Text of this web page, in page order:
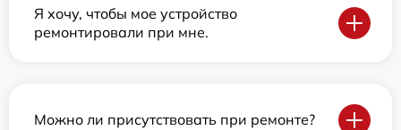
Я хочу, чтобы мое устройство
ремонтировали при мне.
Можно ли присутствовать при ремонте?